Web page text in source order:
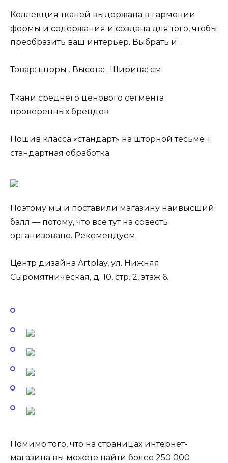
Коллекция тканей выдержана в гармонии
формы и содержания и создана для того, чтобы
преобразить ваш интерьер. Выбрать и…
Товар: шторы . Высота: . Ширина: см.
Ткани среднего ценового сегмента
проверенных брендов
Пошив класса «стандарт» на шторной тесьме +
стандартная обработка
Поэтому мы и поставили магазину наивысший
балл — потому, что все тут на совесть
организовано. Рекомендуем.
Центр дизайна Artplay, ул. Нижняя
Сыромятническая, д. 10, стр. 2, этаж 6.
Помимо того, что на страницах интернет-
магазина вы можете найти более 250 000